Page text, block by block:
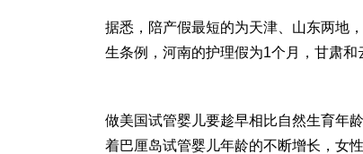
据悉，陪产假最短的为天津、山东两地
生条例，河南的护理假为1个月，甘肃和
做美国试管婴儿要趁早相比自然生育年
着巴厘岛试管婴儿年龄的不断增长，女